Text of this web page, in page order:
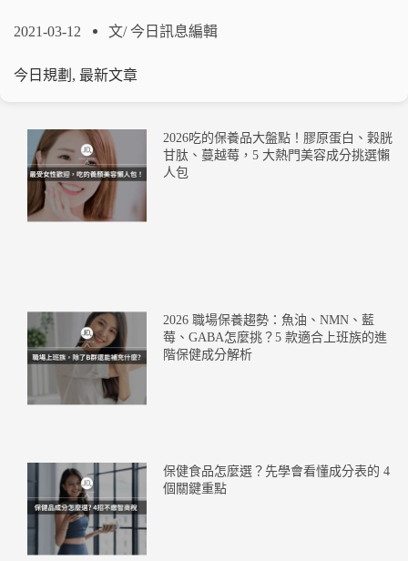
2021-03-12 文/今日訊息編輯
今日規劃 , 最新文章
2026吃的保養品大盤點！膠原蛋白、穀胱
甘肽、蔓越莓，5 大熱門美容成分挑選懶
人包
2026 職場保養趨勢：魚油、NMN、藍
莓、GABA怎麼挑？5 款適合上班族的進
階保健成分解析
保健食品怎麼選？先學會看懂成分表的 4
個關鍵重點